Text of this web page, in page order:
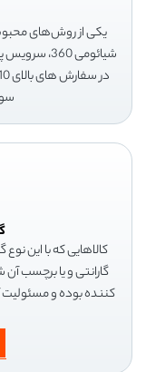
یکی از روش‌های
شیائومی
کالاهایی که با این
گارانتی و یا برچسب